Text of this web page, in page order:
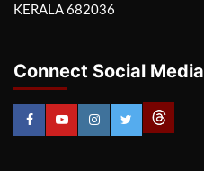
KERALA 682036
Connect Social Media